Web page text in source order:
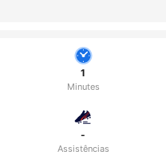
1
Minutes
-
Assistências